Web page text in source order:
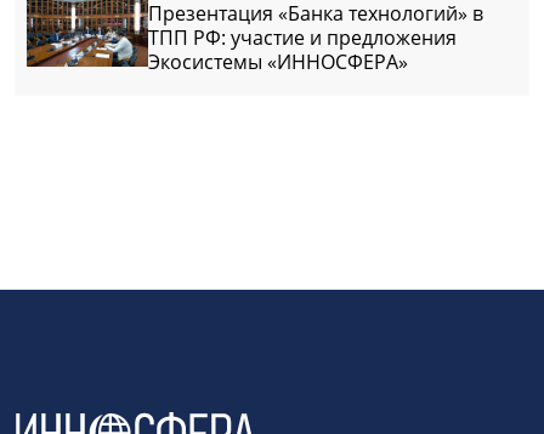
Презентация «Банка технологий» в
ТПП РФ: участие и предложения
Экосистемы «ИННОСФЕРА»